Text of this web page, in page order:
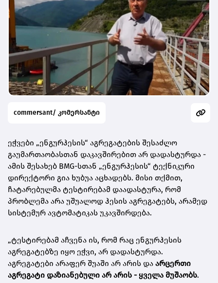
commersant/ კომერსანტი
ეჭვები „ენგურჰესის“ აგრეგატების შესაძლო
გაუმართაობასთან დაკავშირებით არ დადასტურდა -
ამის შესახებ BMG-სთან „ენგურჰესის“ ტექნიკური
დირექტორი გია ხუბუა აცხადებს. მისი თქმით,
ჩატარებულმა ტესტირებამ დაადასტურა, რომ
პრობლემა არა უშუალოდ ჰესის აგრეგატებს, არამედ
სისტემურ ავტომატიკას უკავშირდება.
„ტესტირებამ აჩვენა ის, რომ რაც ენგურჰესის
აგრეგატებზე იყო ეჭვი, არ დადასტურდა.
აგრეგატები არაფერ შუაში არ არის და არცერთი
აგრეგატი დაზიანებული არ არის - ყველა მუშაობს.